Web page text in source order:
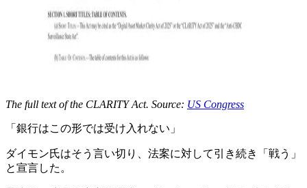
The full text of the CLARITY Act. Source: US Congress
「銀行はこの形では受け入れない」
ダイモン氏はそう言い切り、法案に対して引き続き「戦う」
と宣言した。